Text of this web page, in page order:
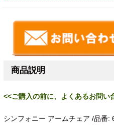
商品説明
<<ご購入の前に、よくあるお問い
シンフォニー アームチェア /品番: